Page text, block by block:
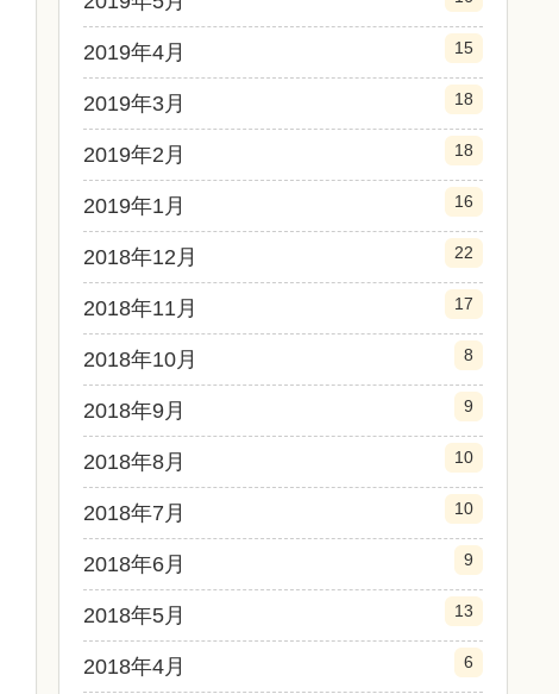
2019年4月 15
2019年3月 18
2019年2月 18
2019年1月 16
2018年12月 22
2018年11月 17
2018年10月 8
2018年9月 9
2018年8月 10
2018年7月 10
2018年6月 9
2018年5月 13
2018年4月 6